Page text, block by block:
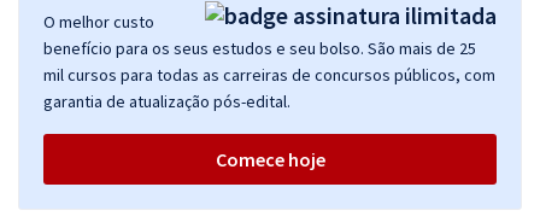
O melhor custo
benefício para os seus estudos e seu bolso. São mais de 25
mil cursos para todas as carreiras de concursos públicos, com
garantia de atualização pós-edital.
Comece hoje